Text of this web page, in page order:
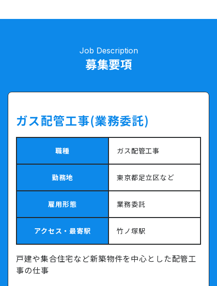
Job Description
募集要項
ガス配管工事(業務委託)
職種 ガス配管工事
勤務地 東京都足立区など
雇用形態 業務委託
アクセス・最寄駅 竹ノ塚駅
戸建や集合住宅など新築物件を中心とした配管工
事の仕事